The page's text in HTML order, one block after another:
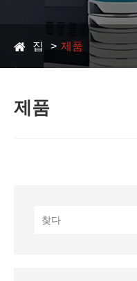
집 제품
제품